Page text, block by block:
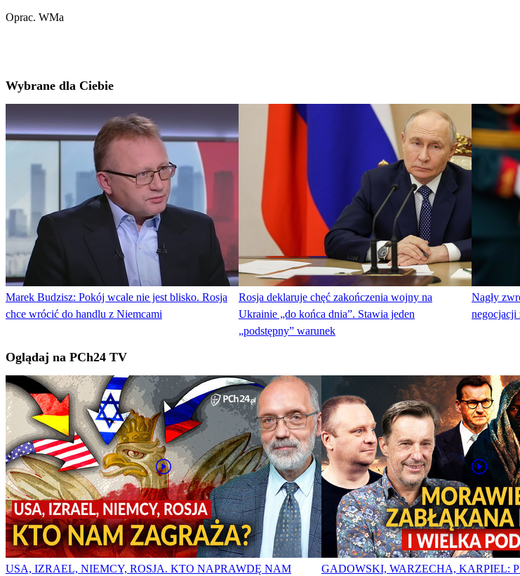
Oprac. WMa
Wybrane dla Ciebie
Marek Budzisz: Pokój wcale nie jest blisko. Rosja
chce wrócić do handlu z Niemcami
Rosja deklaruje chęć zakończenia wojny na
Ukrainie „do końca dnia”. Stawia jeden
„podstępny” warunek
Nagły
negocjacji
Oglądaj na PCh24 TV
USA, IZRAEL, NIEMCY, ROSJA. KTO NAPRAWDĘ NAM
GADOWSKI, WARZECHA, KARPIEL: